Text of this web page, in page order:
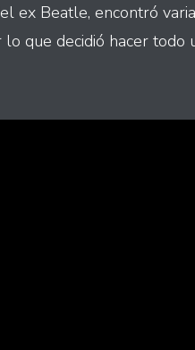
ex Beatle, encontró
que decidió hacer todo